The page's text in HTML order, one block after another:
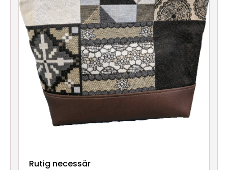
Rutig necessär